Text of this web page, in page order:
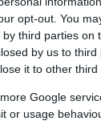
opt-out. You
third parties on
by us to
it to other third
Google
or usage
του
τραυματία
για να